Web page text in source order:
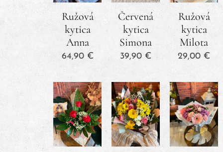
Ružová
kytica
Anna
64,90€
Červená
kytica
Simona
39,90 €
Ružová
kytica
Milota
29,00 €